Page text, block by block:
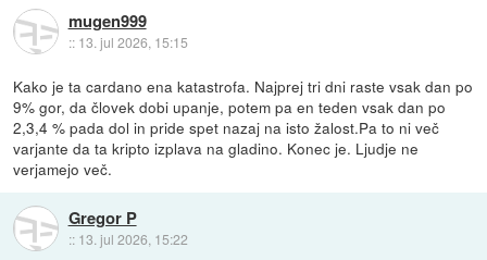
mugen999
:: 13. jul 2026, 15:15
Kako je ta cardano ena katastrofa. Najprej tri dni raste vsak dan po
9% gor, da človek dobi upanje, potem pa en teden vsak dan po
2,3,4 % pada dol in pride spet nazaj na isto žalost.Pa to ni več
varjante da ta kripto izplava na gladino. Konec je. Ljudje ne
verjamejo več.
Gregor P
:: 13. jul 2026, 15:22